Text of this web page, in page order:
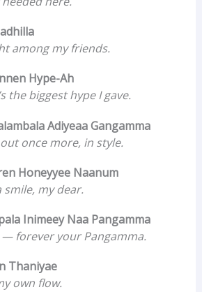
among my friends.
Hype-Ah
the biggest hype I gave.
Adiyeaa Gangamma
once more, in style.
Honeyyee Naanum
my dear.
Inimeey Naa Pangamma
forever your Pangamma.
Thaniyae
own flow.